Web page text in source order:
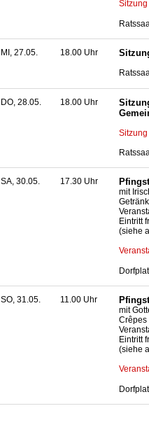
MI, 27.05. 18.00 Uhr
DO, 28.05. 18.00 Uhr
SA, 30.05. 17.30 Uhr
mit
Eintritt
(siehe
SO, 31.05. 11.00 Uhr
mit
Crêpes
Eintritt
(siehe